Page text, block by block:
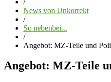
News von Unkorrekt
/
So nebenbei...
/
Angebot: MZ-Teile und
Angebot: MZ-Teile